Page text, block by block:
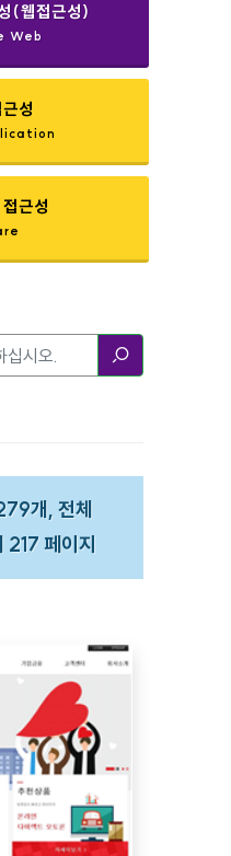
(웹접근성)
Web
성
근성
개, 전체
217 페이지